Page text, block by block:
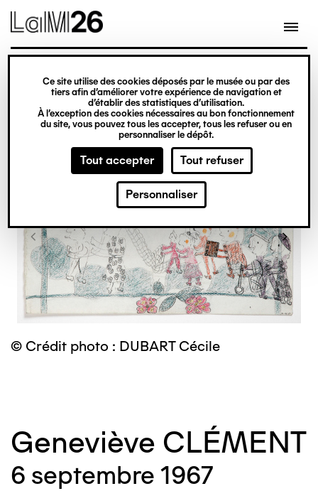
Gestion des cookies
Ce site utilise des cookies déposés par le musée ou par des
tiers afin d’améliorer votre expérience de navigation et
d’établir des statistiques d’utilisation.
À l’exception des cookies nécessaires au bon fonctionnement
du site, vous pouvez tous les accepter, tous les refuser ou en
personnaliser le dépôt.
Tout accepter Tout refuser
Personnaliser
contenu
© Crédit photo : DUBART Cécile
Geneviève CLÉMENT
6 septembre 1967